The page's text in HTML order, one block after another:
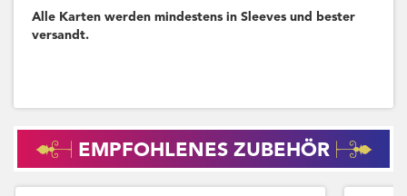
Alle Karten werden mindestens in Sleeves und bester
versandt.
EMPFOHLENES ZUBEHÖR